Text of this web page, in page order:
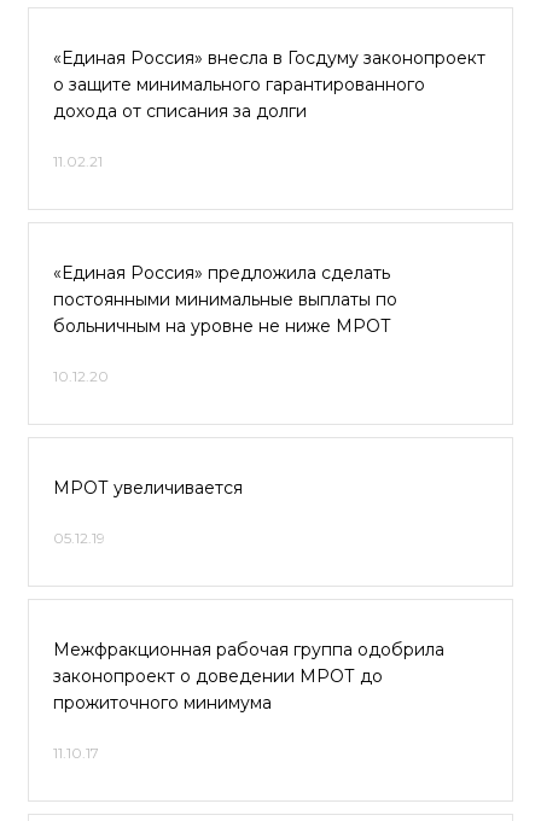
«Единая Россия» внесла в Госдуму законопроект
о защите минимального гарантированного
дохода от списания за долги
11.02.21
«Единая Россия» предложила сделать
постоянными минимальные выплаты по
больничным на уровне не ниже МРОТ
10.12.20
МРОТ увеличивается
05.12.19
Межфракционная рабочая группа одобрила
законопроект о доведении МРОТ до
прожиточного минимума
11.10.17